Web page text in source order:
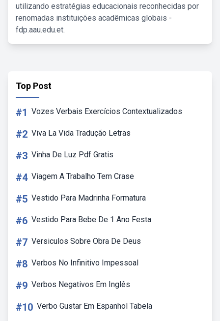
utilizando estratégias educacionais reconhecidas por
renomadas instituições acadêmicas globais -
fdp.aau.edu.et.
Top Post
#1 Vozes Verbais Exercícios Contextualizados
#2 Viva La Vida Tradução Letras
#3 Vinha De Luz Pdf Gratis
#4 Viagem A Trabalho Tem Crase
#5 Vestido Para Madrinha Formatura
#6 Vestido Para Bebe De 1 Ano Festa
#7 Versiculos Sobre Obra De Deus
#8 Verbos No Infinitivo Impessoal
#9 Verbos Negativos Em Inglês
#10 Verbo Gustar Em Espanhol Tabela